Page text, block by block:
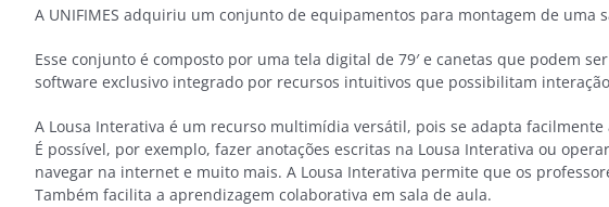
A UNIFIMES adquiriu um conjunto de equipamentos para montagem de uma
Esse conjunto é composto por uma tela digital de 79′ e canetas que podem
software exclusivo integrado por recursos intuitivos que possibilitam
A Lousa Interativa é um recurso multimídia versátil, pois se adapta
É possível, por exemplo, fazer anotações escritas na Lousa Interativa ou
navegar na internet e muito mais. A Lousa Interativa permite que os
Também facilita a aprendizagem colaborativa em sala de aula.